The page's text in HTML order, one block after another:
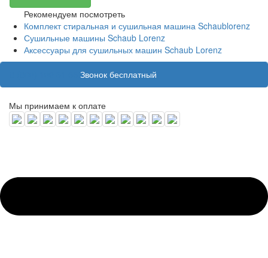
Рекомендуем посмотреть
Комплект стиральная и сушильная машина Schaublorenz
Сушильные машины Schaub Lorenz
Аксессуары для сушильных машин Schaub Lorenz
Звонок бесплатный
Мы принимаем к оплате